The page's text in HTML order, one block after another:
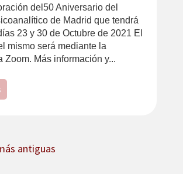
del50 Aniversario del
de Madrid que tendrá
23 y 30 de Octubre de 2021 El
mismo será mediante la
Zoom. Más información y...
antiguas